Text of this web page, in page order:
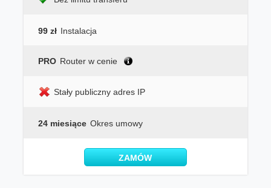
99 zł Instalacja
PRO Router w cenie
Stały publiczny adres IP
24 miesiące Okres umowy
ZAMÓW